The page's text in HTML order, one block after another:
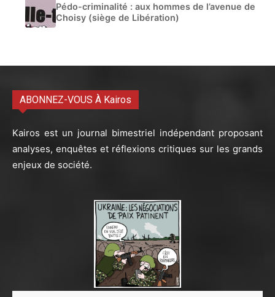
Pédo-criminalité : aux hommes de l’avenue de
Choisy (siège de Libération)
ABONNEZ-VOUS À Kairos
Kairos est un journal bimestriel indépendant proposant
analyses, enquêtes et réflexions critiques sur les grands
enjeux de société.